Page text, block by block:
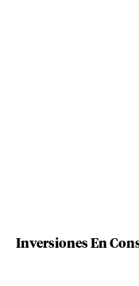
Inversiones En